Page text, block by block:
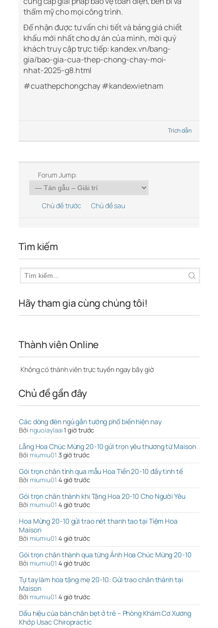
thẩm mỹ cho mọi công trình.
Để nhận được tư vấn chi tiết và bảng giá chiết
khấu mới nhất cho dự án của mình, mời quý
khách truy cập trực tiếp: kandex.vn/bang-
gia/bao-gia-cua-thep-chong-chay-moi-
nhat-2025-g8.html
#cuathepchongchay #kandexvietnam
Trích dẫn
Forum Jump:
Chủ đề trước Chủ đề sau
Tìm kiếm
Hãy tham gia cùng chúng tôi!
Thành viên Online
Không có thành viên trực tuyến ngay bây giờ
Chủ đề gần đây
Các dòng đèn ngủ gắn tường phổ biến hiện nay
Bởi nguoiaylaai1 giờ trước
Lẵng Hoa Chúc Mừng 20-10 gửi trọn yêu thương từ Maison
Bởi miumiu01 3 giờ trước
Gói trọn chân tình qua mẫu Hoa Tiền 20-10 đầy tinh tế
Bởi miumiu01 4 giờ trước
Gói trọn chân thành khi Tặng Hoa 20-10 Cho Người Yêu
Bởi miumiu01 4 giờ trước
Hoa Mừng 20-10 gửi trao nét thanh tao tại Tiệm Hoa
Maison
Bởi miumiu01 4 giờ trước
Gói trọn chân thành qua từng Ảnh Hoa Chúc Mừng 20-10
Bởi miumiu01 4 giờ trước
Tự tay làm hoa tặng mẹ 20-10: Gửi trao chân thành tại
Maison
Bởi miumiu01 4 giờ trước
Dấu hiệu của bàn chân bẹt ở trẻ – Phòng Khám Cơ Xương
Khớp Usac Chiropractic